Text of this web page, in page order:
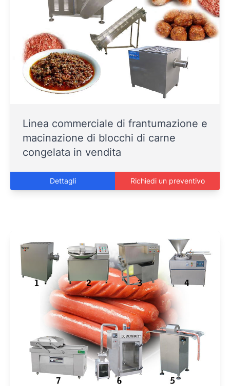
Linea commerciale di frantumazione e
macinazione di blocchi di carne
congelata in vendita
Dettagli Richiedi un preventivo